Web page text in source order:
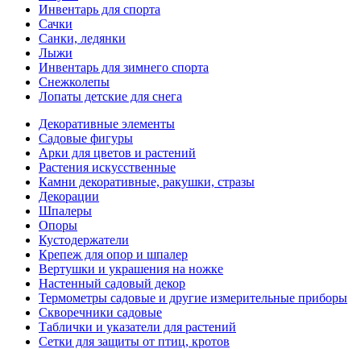
Инвентарь для спорта
Сачки
Санки, ледянки
Лыжи
Инвентарь для зимнего спорта
Снежколепы
Лопаты детские для снега
Декоративные элементы
Садовые фигуры
Арки для цветов и растений
Растения искусственные
Камни декоративные, ракушки, стразы
Декорации
Шпалеры
Опоры
Кустодержатели
Крепеж для опор и шпалер
Вертушки и украшения на ножке
Настенный садовый декор
Термометры садовые и другие измерительные приборы
Скворечники садовые
Таблички и указатели для растений
Сетки для защиты от птиц, кротов